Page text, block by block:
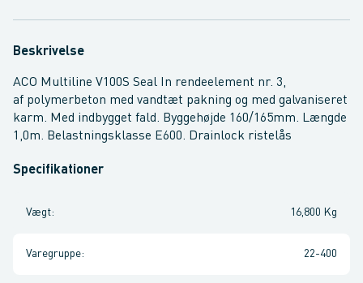
Beskrivelse
ACO Multiline V100S Seal In rendeelement nr. 3,
af polymerbeton med vandtæt pakning og med galvaniseret
karm. Med indbygget fald. Byggehøjde 160/165mm. Længde
1,0m. Belastningsklasse E600. Drainlock ristelås
Specifikationer
Vægt: 16,800 Kg
Varegruppe: 22-400